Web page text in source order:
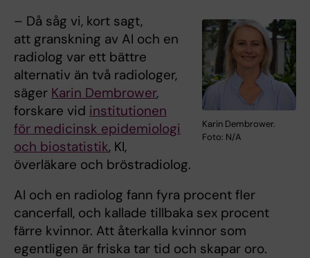
Karin Dembrower.
Foto: N/A
– Då såg vi, kort sagt,
att granskning av AI och en
radiolog var ett bättre
alternativ än två radiologer,
säger Karin Dembrower,
forskare vid institutionen
för medicinsk epidemiologi
och biostatistik, KI,
överläkare och bröstradiolog.
AI och en radiolog fann fyra procent fler
cancerfall, och kallade tillbaka sex procent
färre kvinnor. Att återkalla kvinnor som
egentligen är friska tar tid och skapar oro.